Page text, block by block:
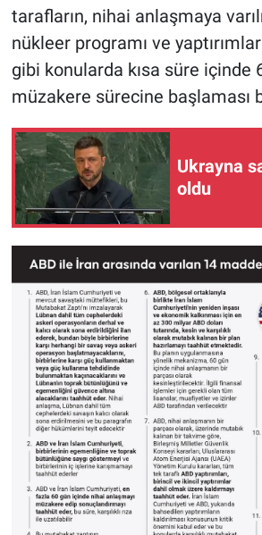
tarafların, nihai anlaşmaya
nükleer programı ve
gibi konularda kısa süre içinde
müzakere sürecine başlaması
Ukrayna
oldu